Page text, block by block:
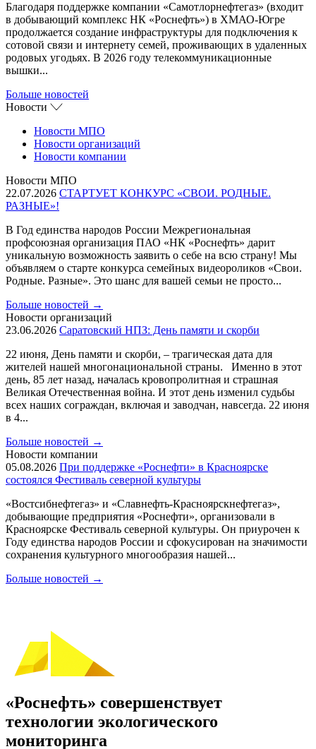
Благодаря поддержке компании «Самотлорнефтегаз» (входит
в добывающий комплекс НК «Роснефть») в ХМАО-Югре
продолжается создание инфраструктуры для подключения к
сотовой связи и интернету семей, проживающих в удаленных
родовых угодьях. В 2026 году телекоммуникационные
вышки...
Больше новостей
Новости
Новости МПО
Новости организаций
Новости компании
Новости МПО
22.07.2026 СТАРТУЕТ КОНКУРС «СВОИ. РОДНЫЕ.
РАЗНЫЕ»!
В Год единства народов России Межрегиональная
профсоюзная организация ПАО «НК «Роснефть» дарит
уникальную возможность заявить о себе на всю страну! Мы
объявляем о старте конкурса семейных видеороликов «Свои.
Родные. Разные». Это шанс для вашей семьи не просто...
Больше новостей →
Новости организаций
23.06.2026 Саратовский НПЗ: День памяти и скорби
22 июня, День памяти и скорби, – трагическая дата для
жителей нашей многонациональной страны. Именно в этот
день, 85 лет назад, началась кровопролитная и страшная
Великая Отечественная война. И этот день изменил судьбы
всех наших сограждан, включая и заводчан, навсегда. 22 июня
в 4...
Больше новостей →
Новости компании
05.08.2026 При поддержке «Роснефти» в Красноярске
состоялся Фестиваль северной культуры
«Востсибнефтегаз» и «Славнефть-Красноярскнефтегаз»,
добывающие предприятия «Роснефти», организовали в
Красноярске Фестиваль северной культуры. Он приурочен к
Году единства народов России и сфокусирован на значимости
сохранения культурного многообразия нашей...
Больше новостей →
«Роснефть» совершенствует
технологии экологического
мониторинга